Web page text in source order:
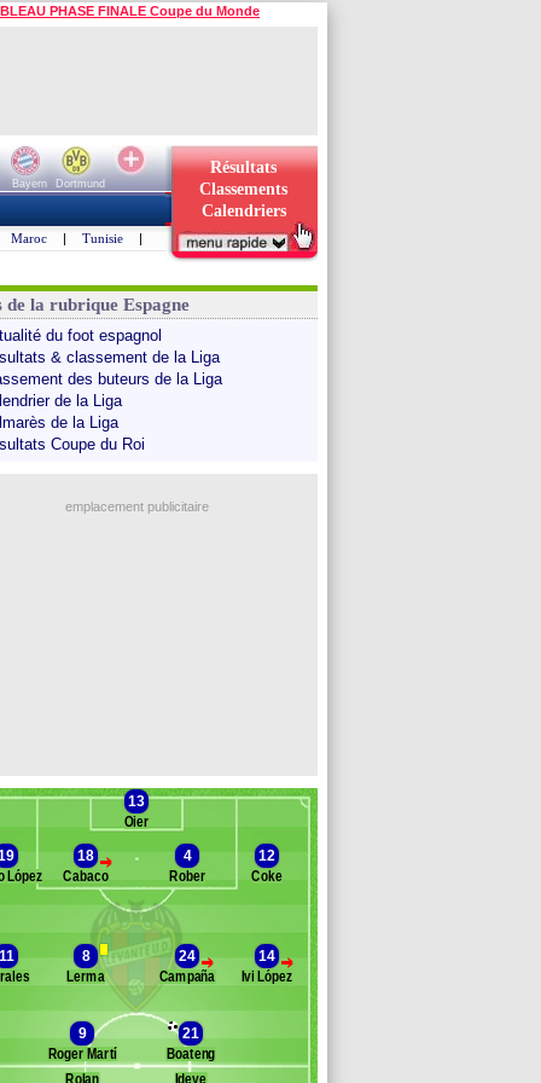
PHASE FINALE Coupe du Monde
Bayern
Dortmund
Résultats
Classements
Calendriers
Maroc | Tunisie |
de la rubrique Espagne
du foot espagnol
& classement de la Liga
des buteurs de la Liga
de la Liga
de la Liga
Coupe du Roi
emplacement publicitaire
Banc des remplaçants Levante
13
Oier
López
>
18
Cabaco
4
Rober
12
Coke
11
8
Lerma
>
24
Campaña
>
14
Ivi López
9
Roger Martí
21
Boateng
Ideye
Rolan